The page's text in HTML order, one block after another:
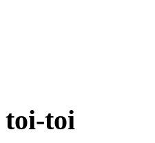
toi-toi